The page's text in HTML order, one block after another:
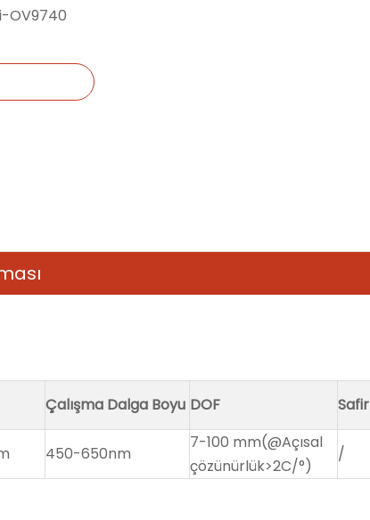
OV9740
Çalışma Dalga Boyu DOF Safir
450-650nm
7-100 mm(@Açısal
çözünürlük>2C/°)
/